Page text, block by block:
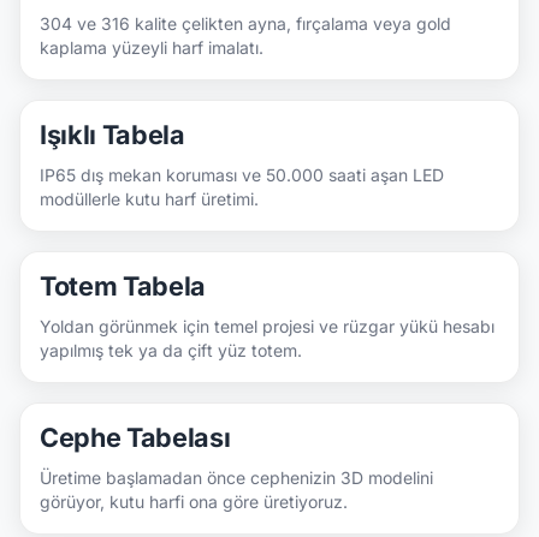
304 ve 316 kalite çelikten ayna, fırçalama veya gold
kaplama yüzeyli harf imalatı.
Işıklı Tabela
IP65 dış mekan koruması ve 50.000 saati aşan LED
modüllerle kutu harf üretimi.
Totem Tabela
Yoldan görünmek için temel projesi ve rüzgar yükü hesabı
yapılmış tek ya da çift yüz totem.
Cephe Tabelası
Üretime başlamadan önce cephenizin 3D modelini
görüyor, kutu harfi ona göre üretiyoruz.